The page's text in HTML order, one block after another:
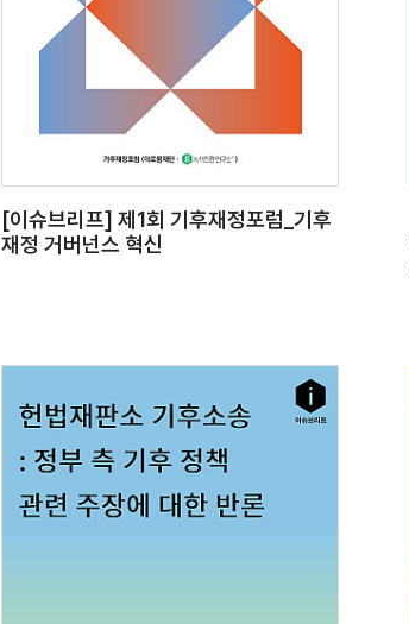
[이슈브리프] 제1회 기후재정포럼_기후
재정 거버넌스 혁신